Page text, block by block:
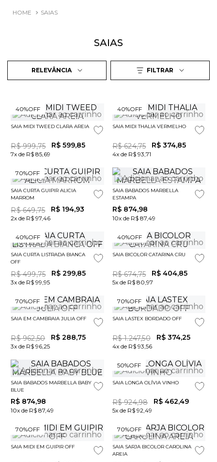
SAIAS
SAIAS
RELEVÂNCIA FILTRAR
40%OFF
SAIA MIDI TWEED CLARA AREIA
R$ 999,75 R$ 599,85
7x de R$ 85,69
40%OFF
SAIA MIDI THALIA VERMELHO
R$ 624,75 R$ 374,85
4x de R$ 93,71
70%OFF
SAIA CURTA GUIPIR ALICIA
MARROM
R$ 649,75 R$ 194,93
2x de R$ 97,46
SAIA BABADOS MARBELLA
ESTAMPA
R$ 874,98
10x de R$ 87,49
40%OFF
SAIA CURTA LISTRADA BIANCA
OFF
R$ 499,75 R$ 299,85
3x de R$ 99,95
40%OFF
SAIA BICOLOR CATARINA CRU
R$ 674,75 R$ 404,85
5x de R$ 80,97
70%OFF
SAIA EM CAMBRAIA JULIA OFF
R$ 962,50 R$ 288,75
3x de R$ 96,25
70%OFF
SAIA LASTEX BORDADO OFF
R$ 1.247,50 R$ 374,25
4x de R$ 93,56
SAIA BABADOS MARBELLA BABY
BLUE
R$ 874,98
10x de R$ 87,49
50%OFF
SAIA LONGA OLÍVIA VINHO
R$ 924,98 R$ 462,49
5x de R$ 92,49
70%OFF
SAIA MIDI EM GUIPIR OFF
70%OFF
SAIA SARJA BICOLOR CAROLINA
AREIA